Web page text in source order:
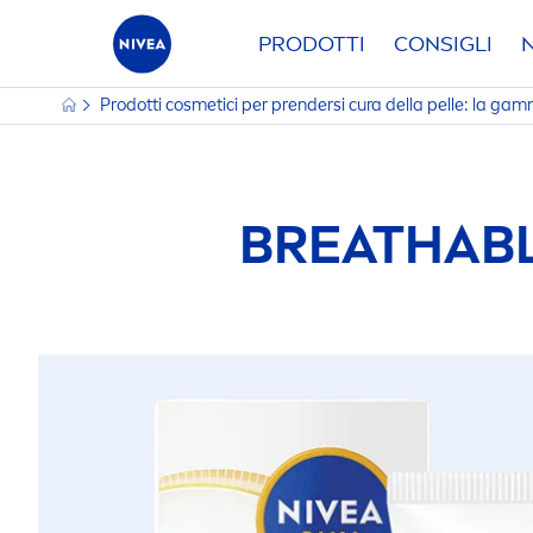
PRODOTTI CONSIGLI
Prodotti cosmetici per prendersi cura della pelle: la